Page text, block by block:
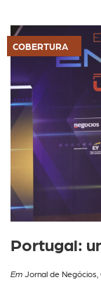
COBERTURA
Portugal:
EmJornal de